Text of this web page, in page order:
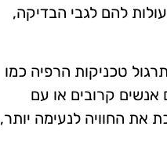
להם לגבי הבדיקה,
טכניקות הרפיה כמו
אנשים קרובים או עם
את החוויה לנעימה יותר,